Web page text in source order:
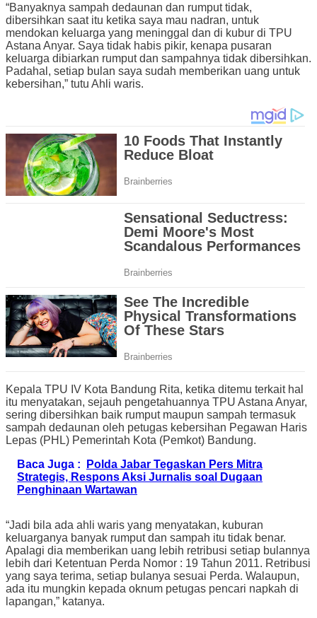
“Banyaknya sampah dedaunan dan rumput tidak,
dibersihkan saat itu ketika saya mau nadran, untuk
mendokan keluarga yang meninggal dan di kubur di TPU
Astana Anyar. Saya tidak habis pikir, kenapa pusaran
keluarga dibiarkan rumput dan sampahnya tidak dibersihkan.
Padahal, setiap bulan saya sudah memberikan uang untuk
kebersihan,” tutu Ahli waris.
Kepala TPU IV Kota Bandung Rita, ketika ditemu terkait hal
itu menyatakan, sejauh pengetahuannya TPU Astana Anyar,
sering dibersihkan baik rumput maupun sampah termasuk
sampah dedaunan oleh petugas kebersihan Pegawan Haris
Lepas (PHL) Pemerintah Kota (Pemkot) Bandung.
Baca Juga :
Polda Jabar Tegaskan Pers Mitra
Strategis, Respons Aksi Jurnalis soal Dugaan
Penghinaan Wartawan
“Jadi bila ada ahli waris yang menyatakan, kuburan
keluarganya banyak rumput dan sampah itu tidak benar.
Apalagi dia memberikan uang lebih retribusi setiap bulannya
lebih dari Ketentuan Perda Nomor : 19 Tahun 2011. Retribusi
yang saya terima, setiap bulanya sesuai Perda. Walaupun,
ada itu mungkin kepada oknum petugas pencari napkah di
lapangan,” katanya.